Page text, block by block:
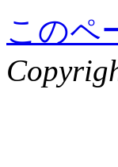
このペ